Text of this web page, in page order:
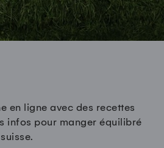
en ligne avec des recettes
infos pour manger équilibré